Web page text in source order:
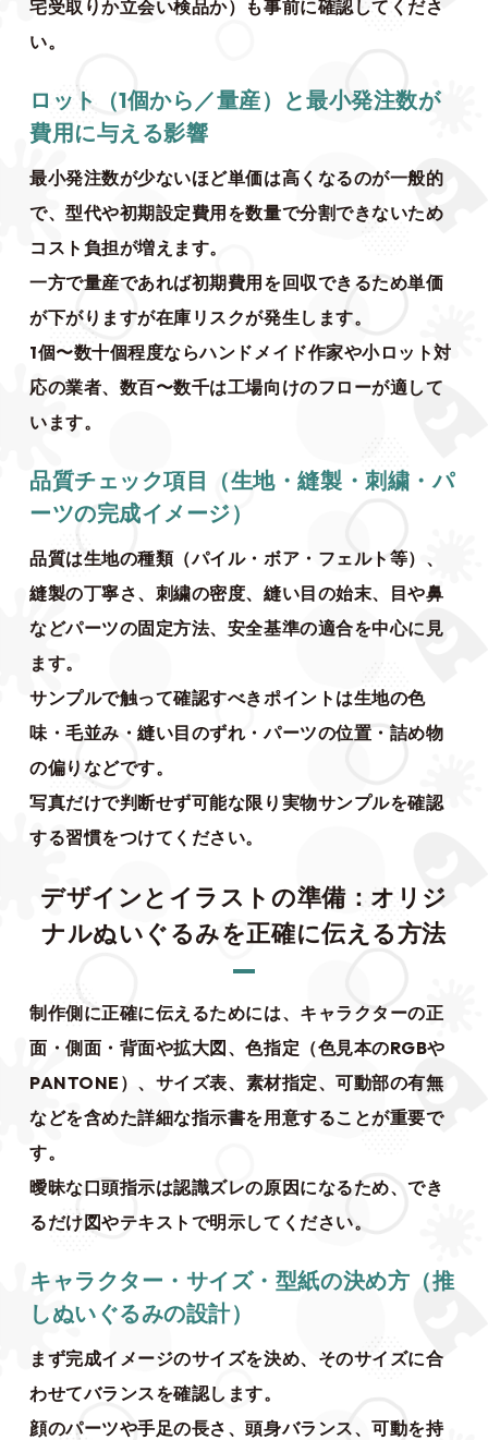
宅受取りか立会い検品か）も事前に確認してくださ
い。
ロット（1個から／量産）と最小発注数が
費用に与える影響
最小発注数が少ないほど単価は高くなるのが一般的
で、型代や初期設定費用を数量で分割できないため
コスト負担が増えます。
一方で量産であれば初期費用を回収できるため単価
が下がりますが在庫リスクが発生します。
1個〜数十個程度ならハンドメイド作家や小ロット対
応の業者、数百〜数千は工場向けのフローが適して
います。
品質チェック項目（生地・縫製・刺繍・パ
ーツの完成イメージ）
品質は生地の種類（パイル・ボア・フェルト等）、
縫製の丁寧さ、刺繍の密度、縫い目の始末、目や鼻
などパーツの固定方法、安全基準の適合を中心に見
ます。
サンプルで触って確認すべきポイントは生地の色
味・毛並み・縫い目のずれ・パーツの位置・詰め物
の偏りなどです。
写真だけで判断せず可能な限り実物サンプルを確認
する習慣をつけてください。
デザインとイラストの準備：オリジ
ナルぬいぐるみを正確に伝える方法
制作側に正確に伝えるためには、キャラクターの正
面・側面・背面や拡大図、色指定（色見本のRGBや
PANTONE）、サイズ表、素材指定、可動部の有無
などを含めた詳細な指示書を用意することが重要で
す。
曖昧な口頭指示は認識ズレの原因になるため、でき
るだけ図やテキストで明示してください。
キャラクター・サイズ・型紙の決め方（推
しぬいぐるみの設計）
まず完成イメージのサイズを決め、そのサイズに合
わせてバランスを確認します。
顔のパーツや手足の長さ、頭身バランス、可動を持